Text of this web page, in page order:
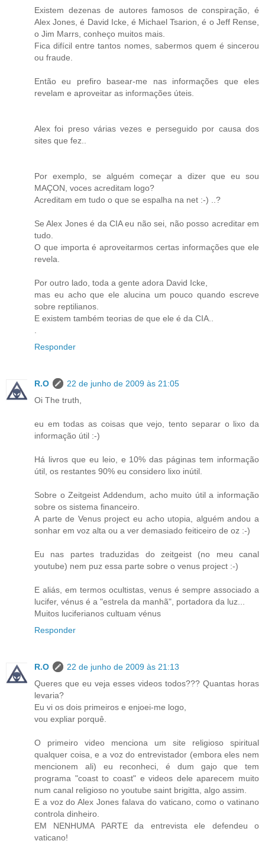
Existem dezenas de autores famosos de conspiração, é
Alex Jones, é David Icke, é Michael Tsarion, é o Jeff Rense,
o Jim Marrs, conheço muitos mais.
Fica difícil entre tantos nomes, sabermos quem é sincerou
ou fraude.
Então eu prefiro basear-me nas informações que eles
revelam e aproveitar as informações úteis.
Alex foi preso várias vezes e perseguido por causa dos
sites que fez..
Por exemplo, se alguém começar a dizer que eu sou
MAÇON, voces acreditam logo?
Acreditam em tudo o que se espalha na net :-) ..?
Se Alex Jones é da CIA eu não sei, não posso acreditar em
tudo.
O que importa é aproveitarmos certas informações que ele
revela.
Por outro lado, toda a gente adora David Icke,
mas eu acho que ele alucina um pouco quando escreve
sobre reptilianos.
E existem também teorias de que ele é da CIA..
Responder
R.O
22 de junho de 2009 às 21:05
Oi The truth,
eu em todas as coisas que vejo, tento separar o lixo da
informação útil :-)
Há livros que eu leio, e 10% das páginas tem informação
útil, os restantes 90% eu considero lixo inútil.
Sobre o Zeitgeist Addendum, acho muito útil a informação
sobre os sistema financeiro.
A parte de Venus project eu acho utopia, alguém andou a
sonhar em voz alta ou a ver demasiado feiticeiro de oz :-)
Eu nas partes traduzidas do zeitgeist (no meu canal
youtube) nem puz essa parte sobre o venus project :-)
E aliás, em termos ocultistas, venus é sempre associado a
lucifer, vénus é a "estrela da manhã", portadora da luz...
Muitos luciferianos cultuam vénus
Responder
R.O
22 de junho de 2009 às 21:13
Queres que eu veja esses videos todos??? Quantas horas
levaria?
Eu vi os dois primeiros e enjoei-me logo,
vou expliar porquê.
O primeiro video menciona um site religioso spiritual
qualquer coisa, e a voz do entrevistador (embora eles nem
mencionem ali) eu reconheci, é dum gajo que tem
programa "coast to coast" e videos dele aparecem muito
num canal religioso no youtube saint brigitta, algo assim.
E a voz do Alex Jones falava do vaticano, como o vatinano
controla dinheiro.
EM NENHUMA PARTE da entrevista ele defendeu o
vaticano!